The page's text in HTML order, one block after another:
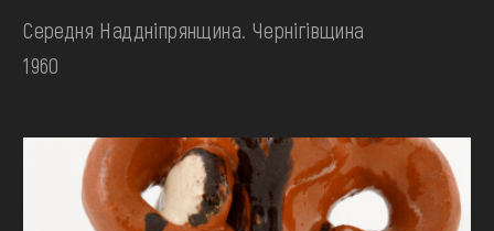
Середня Наддніпрянщина. Чернігівщина
1960